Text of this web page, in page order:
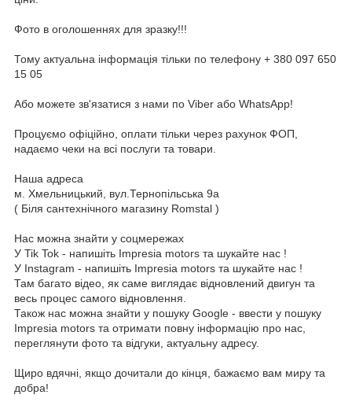
Фото в оголошеннях для зразку!!!
Тому актуальна інформація тільки по телефону + 380 097 650
15 05
Або можете зв'язатися з нами по Viber або WhatsApp!
Процуємо офіційно, оплати тільки через рахунок ФОП,
надаємо чеки на всі послуги та товари.
Наша адреса
м. Хмельницький, вул.Тернопільська 9а
( Біля сантехнічного магазину Romstal )
Нас можна знайти у соцмережах
У Tik Tok - напишіть Impresia motors та шукайте нас !
У Instagram - напишіть Impresia motors та шукайте нас !
Там багато відео, як саме виглядає відновлений двигун та
весь процес самого відновлення.
Також нас можна знайти у пошуку Google - ввести у пошуку
Impresia motors та отримати повну інформацію про нас,
переглянути фото та відгуки, актуальну адресу.
Щиро вдячні, якщо дочитали до кінця, бажаємо вам миру та
добра!